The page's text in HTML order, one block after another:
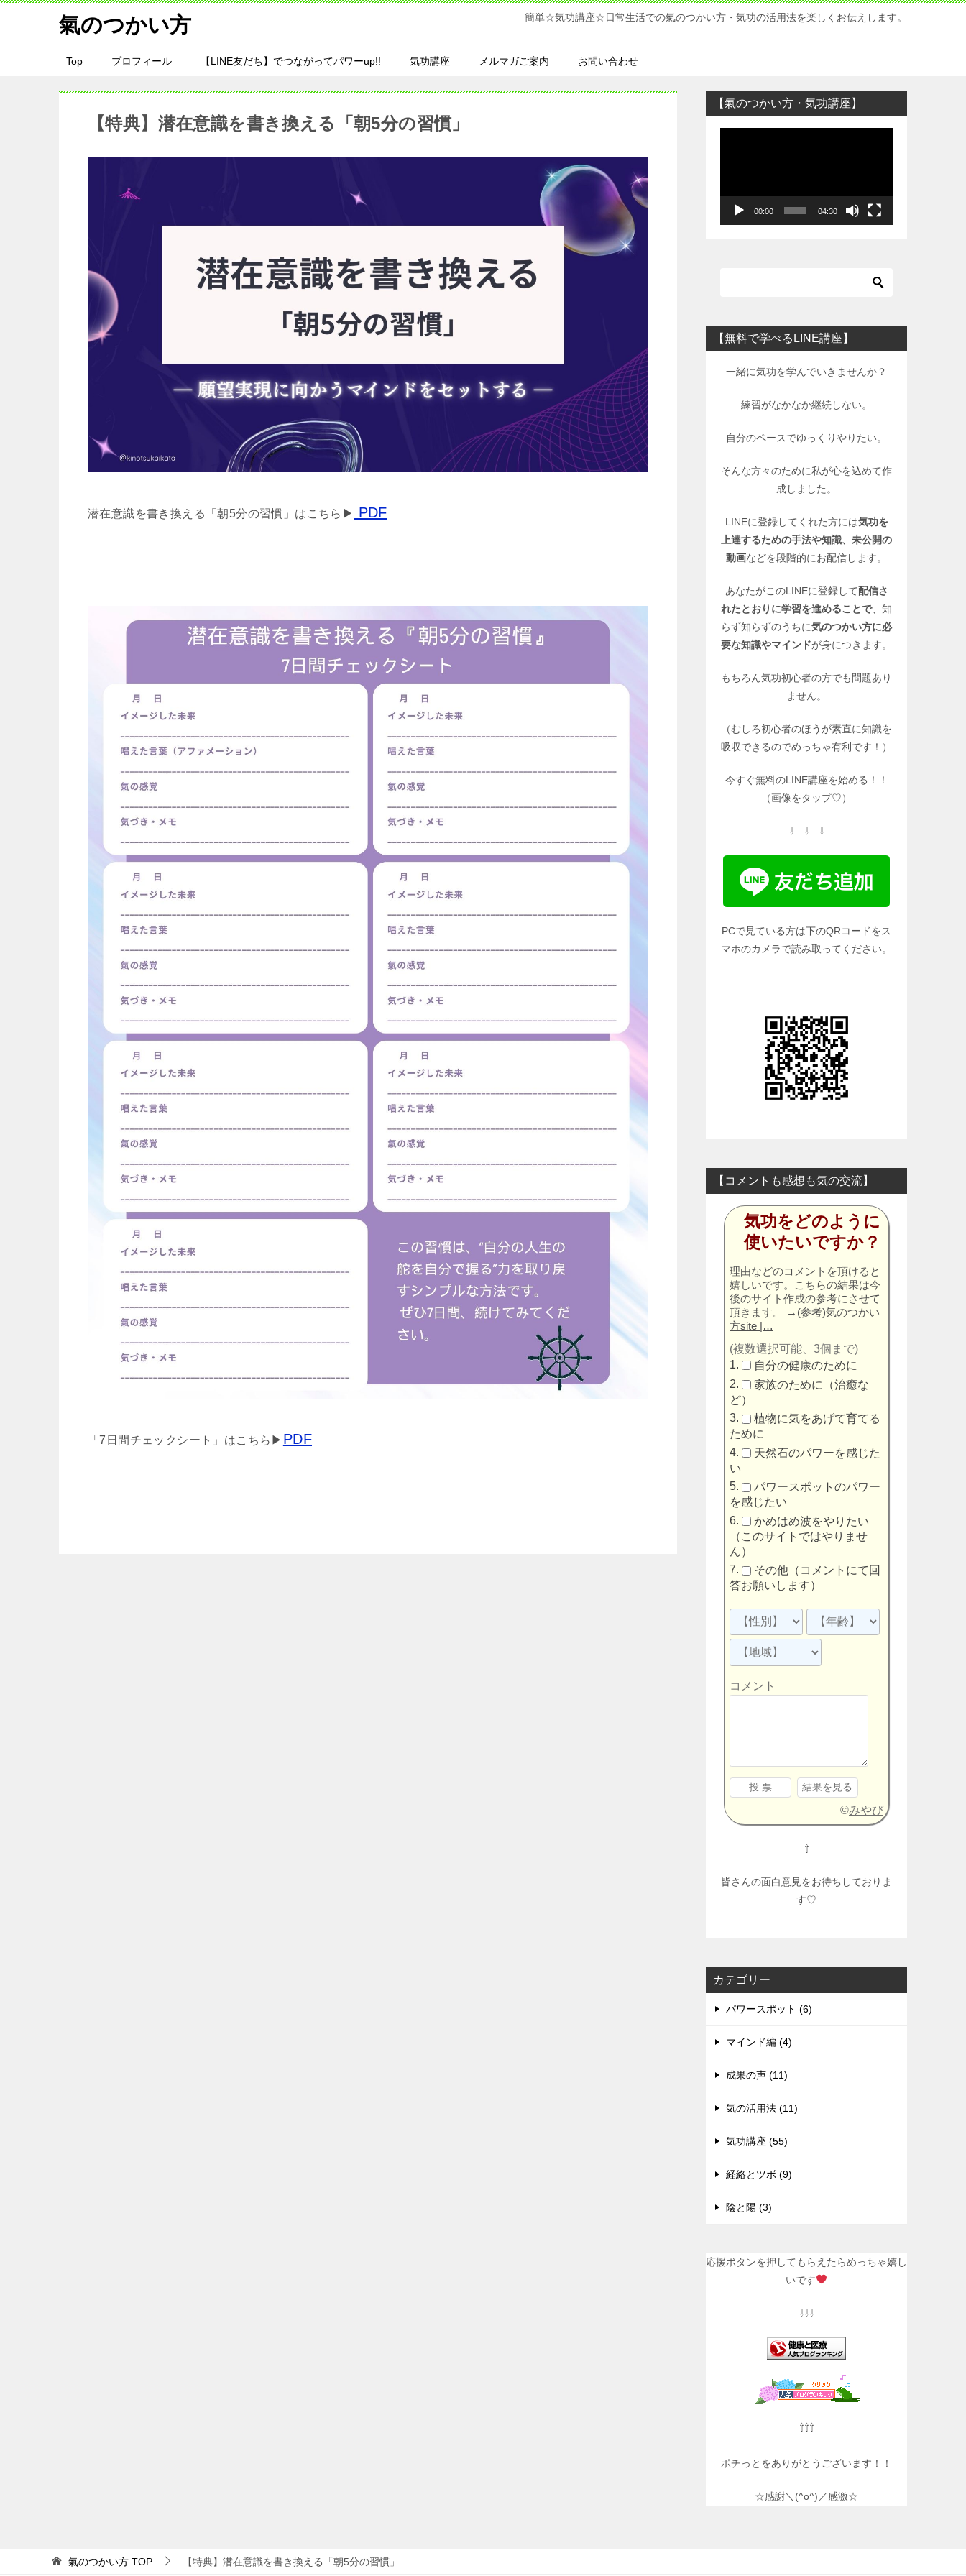
氣のつかい方 簡単☆気功講座☆日常生活での氣のつかい方・気功の活用法を楽しくお伝えします。
Top プロフィール 【LINE友だち】でつながってパワーup!! 気功講座 メルマガご案内 お問い合わせ
【特典】潜在意識を書き換える「朝5分の習慣」
潜在意識を書き換える「朝5分の習慣」はこちら▶︎ PDF
「7日間チェックシート」はこちら▶︎ PDF
【氣のつかい方・気功講座】
ヤ
00:00 04:30
【無料で学べるLINE講座】
一緒に気功を学んでいきませんか？
練習がなかなか継続しない。
自分のペースでゆっくりやりたい。
そんな方々のために私が心を込めて作
成しました。
LINEに登録してくれた方には気功を
上達するための手法や知識、未公開の
動画などを段階的にお配信します。
あなたがこのLINEに登録して配信さ
れたとおりに学習を進めることで、知
らず知らずのうちに気のつかい方に必
要な知識やマインドが身につきます。
もちろん気功初心者の方でも問題あり
ません。
（むしろ初心者のほうが素直に知識を
吸収できるのでめっちゃ有利です！）
今すぐ無料のLINE講座を始める！！
（画像をタップ♡）
⇩ ⇩ ⇩
PCで見ている方は下のQRコードをス
マホのカメラで読み取ってください。
【コメントも感想も気の交流】
気功をどのように
使いたいですか？
理由などのコメントを頂けると
嬉しいです。こちらの結果は今
後のサイト作成の参考にさせて
頂きます。
→ (参考)気のつかい
方site |…
(複数選択可能、3個まで)
自分の健康のために
家族のために（治癒な
ど）
植物に気をあげて育てる
ために
天然石のパワーを感じた
い
パワースポットのパワー
を感じたい
かめはめ波をやりたい
（このサイトではやりませ
ん）
その他（コメントにて回
答お願いします）
コメント
©みやび
⇧
皆さんの面白意見をお待ちしておりま
す♡
カテゴリー
パワースポット (6)
マインド編 (4)
成果の声 (11)
気の活用法 (11)
気功講座 (55)
経絡とツボ (9)
陰と陽 (3)
応援ボタンを押してもらえたらめっちゃ嬉し
いです
⇩⇩⇩
⇧⇧⇧
ポチっとをありがとうございます！！
☆感謝＼(^o^)／感激☆
氣のつかい方 TOP 【特典】潜在意識を書き換える「朝5分の習慣」